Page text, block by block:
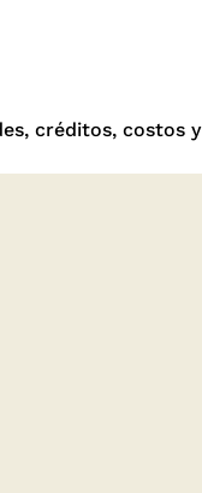
créditos, costos y